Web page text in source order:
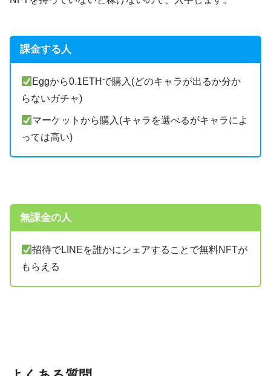
課金する人
Eggから0.1ETHで購入(どのキャラが出るか分か
らないガチャ)
マーケットから購入(キャラを選べるがキャラによ
っては高い)
無課金の人
招待でLINEを誰かにシェアすることで無料NFTが
もらえる